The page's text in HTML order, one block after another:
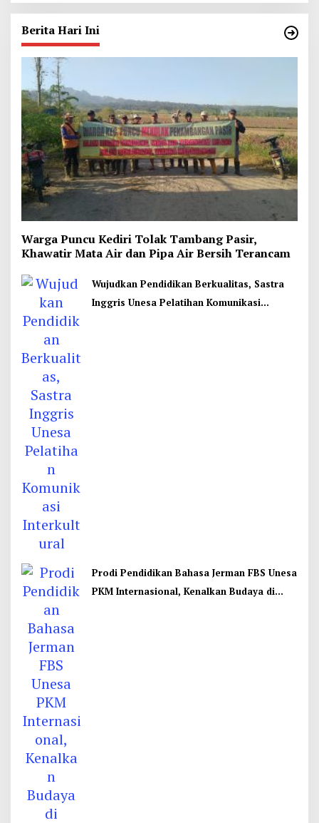
Berita Hari Ini
Warga Puncu Kediri Tolak Tambang Pasir,
Khawatir Mata Air dan Pipa Air Bersih Terancam
Wujudkan Pendidikan Berkualitas, Sastra
Inggris Unesa Pelatihan Komunikasi
Prodi Pendidikan Bahasa Jerman FBS Unesa
PKM Internasional, Kenalkan Budaya di